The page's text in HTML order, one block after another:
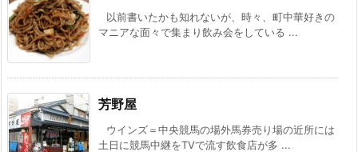
以前書いたかも知れないが、時々、町中華好きの
マニアな面々で集まり飲み会をしている ...
芳野屋
ウインズ＝中央競馬の場外馬券売り場の近所には
土日に競馬中継をTVで流す飲食店が多 ...